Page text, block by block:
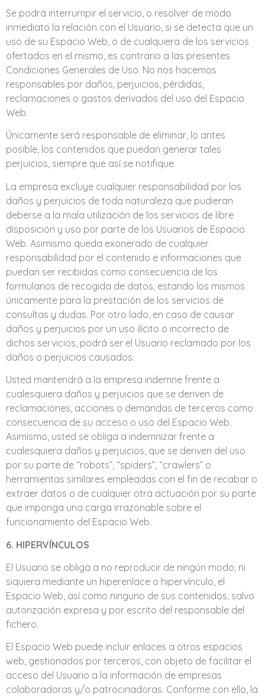
Se podrá interrumpir el servicio, o resolver de modo
inmediato la relación con el Usuario, si se detecta que un
uso de su Espacio Web, o de cualquiera de los servicios
ofertados en el mismo, es contrario a las presentes
Condiciones Generales de Uso. No nos hacemos
responsables por daños, perjuicios, pérdidas,
reclamaciones o gastos derivados del uso del Espacio
Web.
Únicamente será responsable de eliminar, lo antes
posible, los contenidos que puedan generar tales
perjuicios, siempre que así se notifique.
La empresa excluye cualquier responsabilidad por los
daños y perjuicios de toda naturaleza que pudieran
deberse a la mala utilización de los servicios de libre
disposición y uso por parte de los Usuarios de Espacio
Web. Asimismo queda exonerado de cualquier
responsabilidad por el contenido e informaciones que
puedan ser recibidas como consecuencia de los
formularios de recogida de datos, estando los mismos
únicamente para la prestación de los servicios de
consultas y dudas. Por otro lado, en caso de causar
daños y perjuicios por un uso ilícito o incorrecto de
dichos servicios, podrá ser el Usuario reclamado por los
daños o perjuicios causados.
Usted mantendrá a la empresa indemne frente a
cualesquiera daños y perjuicios que se deriven de
reclamaciones, acciones o demandas de terceros como
consecuencia de su acceso o uso del Espacio Web.
Asimismo, usted se obliga a indemnizar frente a
cualesquiera daños y perjuicios, que se deriven del uso
por su parte de “robots”, “spiders”, “crawlers” o
herramientas similares empleadas con el fin de recabar o
extraer datos o de cualquier otra actuación por su parte
que imponga una carga irrazonable sobre el
funcionamiento del Espacio Web.
6. HIPERVÍNCULOS
El Usuario se obliga a no reproducir de ningún modo, ni
siquiera mediante un hiperenlace o hipervínculo, el
Espacio Web, así como ninguno de sus contenidos, salvo
autorización expresa y por escrito del responsable del
fichero.
El Espacio Web puede incluir enlaces a otros espacios
web, gestionados por terceros, con objeto de facilitar el
acceso del Usuario a la información de empresas
colaboradoras y/o patrocinadoras. Conforme con ello, la